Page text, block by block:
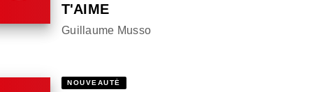
T'AIME
Guillaume Musso
NOUVEAUTÉ